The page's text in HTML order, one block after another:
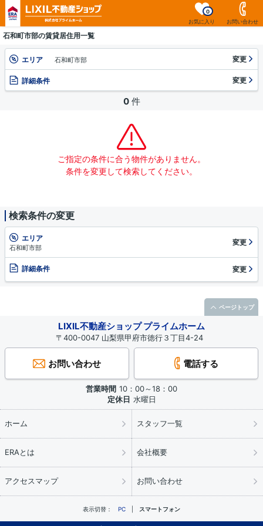
お気に入り
0
お問い合わせ
石和町市部の賃貸居住用一覧
エリア 石和町市部 変更
詳細条件 変更
0 件
ご指定の条件に合う物件がありません。
条件を変更して検索してください。
検索条件の変更
エリア
石和町市部
変更
詳細条件 変更
LIXIL不動産ショップ プライムホーム
〒400-0047 山梨県甲府市徳行３丁目4-24
お問い合わせ 電話する
営業時間 10：00～18：00
定休日 水曜日
ホーム スタッフ一覧
ERAとは 会社概要
アクセスマップ お問い合わせ
表示切替： PC スマートフォン
ページトップ